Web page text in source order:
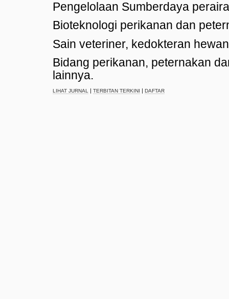
Pengelolaan Sumberdaya
Bioteknologi perikanan dan
Sain veteriner, kedokteran hewan
Bidang perikanan, peternakan
lainnya.
LIHAT JURNAL | TERBITAN TERKINI | DAFTAR